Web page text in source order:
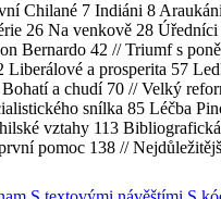
Chilané 7 Indiáni 8
26 Na venkově 28
Bernardo 42 // Triumf s
Liberálové a prosperita 57
a chudí 70 // Velký
snílka 85 Léčba
vztahy 113
pomoc 138 //